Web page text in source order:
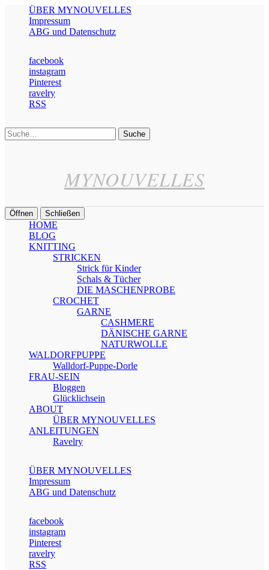
ÜBER MYNOUVELLES
Impressum
ABG und Datenschutz
facebook
instagram
Pinterest
ravelry
RSS
Suche
MYNOUVELLES
Öffnen Schließen
HOME
BLOG
KNITTING
STRICKEN
Strick für Kinder
Schals & Tücher
DIE MASCHENPROBE
CROCHET
GARNE
CASHMERE
DÄNISCHE GARNE
NATURWOLLE
WALDORFPUPPE
Walldorf-Puppe-Dorle
FRAU-SEIN
Bloggen
Glücklichsein
ABOUT
ÜBER MYNOUVELLES
ANLEITUNGEN
Ravelry
ÜBER MYNOUVELLES
Impressum
ABG und Datenschutz
facebook
instagram
Pinterest
ravelry
RSS